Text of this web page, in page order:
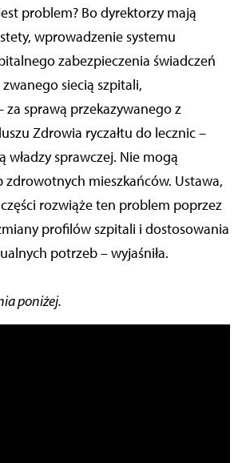
problem? Bo dyrektorzy mają
wprowadzenie systemu
zabezpieczenia świadczeń
siecią szpitali,
za sprawą przekazywanego z
Zdrowia ryczałtu do lecznic –
władzy sprawczej. Nie mogą
zdrowotnych mieszkańców. Ustawa,
rozwiąże ten problem poprzez
profilów szpitali i dostosowania
potrzeb – wyjaśniła.
poniżej.